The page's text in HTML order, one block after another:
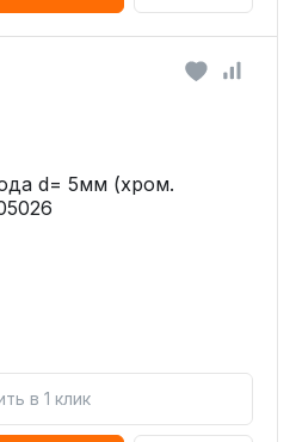
d= 5мм (хром.
в 1 клик